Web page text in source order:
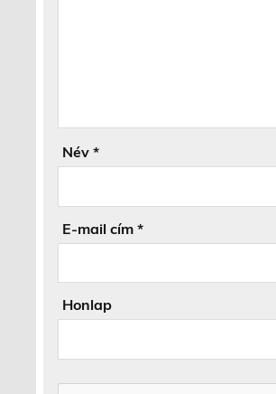
Név*
E-mail cím*
Honlap